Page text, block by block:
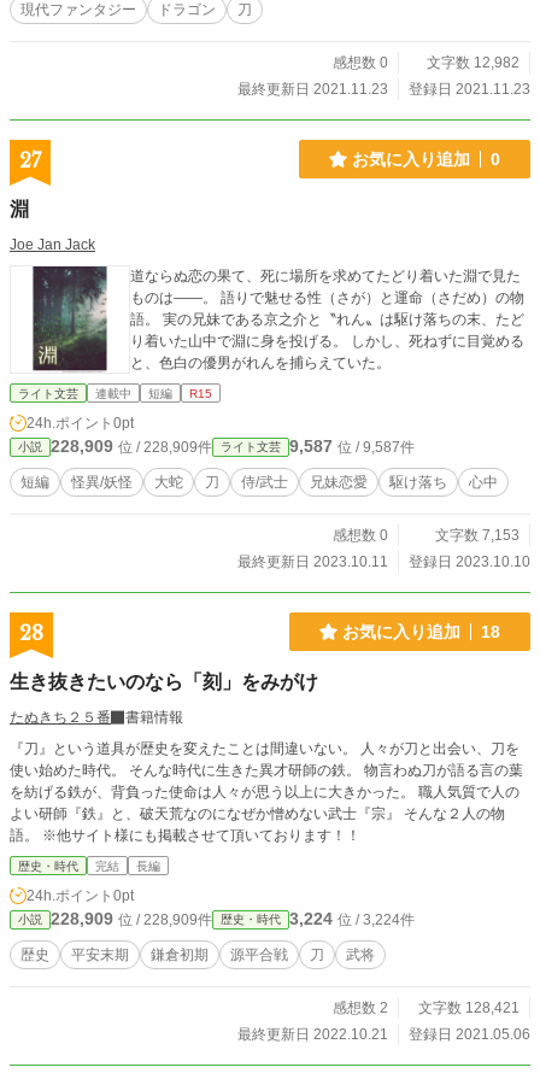
現代ファンタジー ドラゴン 刀
感想数 0
文字数 12,982
最終更新日 2021.11.23
登録日 2021.11.23
27 お気に入り追加 0
淵
Joe Jan Jack
道ならぬ恋の果て、死に場所を求めてたどり着いた淵で見た
ものは――。 語りで魅せる性（さが）と運命（さだめ）の物
語。 実の兄妹である京之介と〝れん〟は駆け落ちの末、たど
り着いた山中で淵に身を投げる。 しかし、死ねずに目覚める
と、色白の優男がれんを捕らえていた。
ライト文芸 連載中 短編 R15
24h.ポイント 0pt
小説 228,909 位 / 228,909件 ライト文芸 9,587 位 / 9,587件
短編 怪異/妖怪 大蛇 刀 侍/武士 兄妹恋愛 駆け落ち 心中
感想数 0
文字数 7,153
最終更新日 2023.10.11
登録日 2023.10.10
28 お気に入り追加 18
生き抜きたいのなら「刻」をみがけ
たぬきち２５番
書籍情報
『刀』という道具が歴史を変えたことは間違いない。 人々が刀と出会い、刀を
使い始めた時代。 そんな時代に生きた異才研師の鉄。 物言わぬ刀が語る言の葉
を紡げる鉄が、背負った使命は人々が思う以上に大きかった。 職人気質で人の
よい研師『鉄』と、破天荒なのになぜか憎めない武士『宗』 そんな２人の物
語。 ※他サイト様にも掲載させて頂いております！！
歴史・時代 完結 長編
24h.ポイント 0pt
小説 228,909 位 / 228,909件 歴史・時代 3,224 位 / 3,224件
歴史 平安末期 鎌倉初期 源平合戦 刀 武将
感想数 2
文字数 128,421
最終更新日 2022.10.21
登録日 2021.05.06